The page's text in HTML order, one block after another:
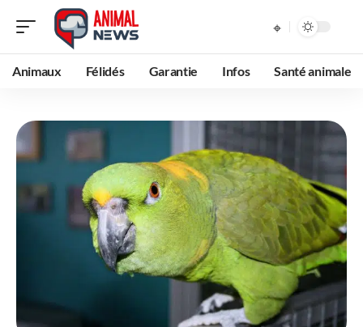
Animaux Félidés Garantie Infos Santé animale